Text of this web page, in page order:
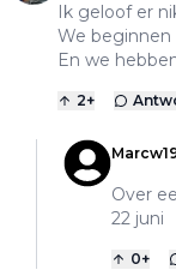
Ik geloof er
We beginnen
En we
2+
Over
22 juni
0+